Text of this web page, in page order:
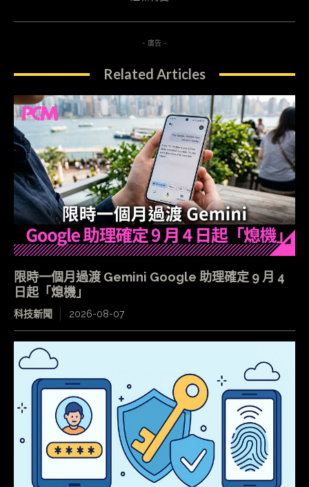
- 廣告 -
Related Articles
限時一個月過渡 Gemini Google 助理確定 9 月 4
日起「熄機」
科技新聞 2026-08-07